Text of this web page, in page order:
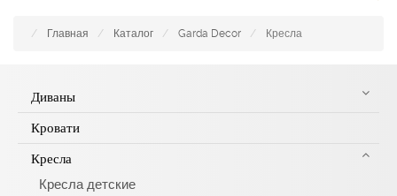
Главная Каталог Garda Decor Кресла
Диваны
Кровати
Кресла
Кресла детские